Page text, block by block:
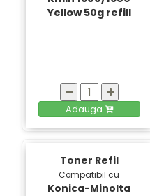
Yellow 50g refill
Adauga
Toner Refil
Compatibil cu
Konica-Minolta